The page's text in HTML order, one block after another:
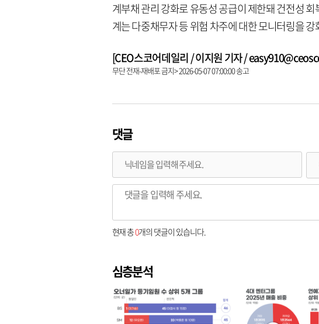
계부채 관리 강화로 유동성 공급이 제한돼 건전성
계는 다중채무자 등 위험 차주에 대한 모니터링을 강
[CEO스코어데일리 / 이지원 기자 /
무단 전재-재배포 금지> 2026-05-07 07:00:00 송고
댓글
현재 총0개의 댓글이 있습니다.
심층분석